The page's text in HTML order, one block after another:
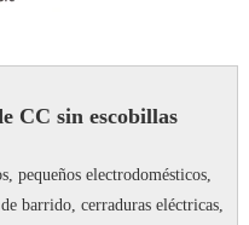
CC sin escobillas
pequeños electrodomésticos,
barrido, cerraduras eléctricas,